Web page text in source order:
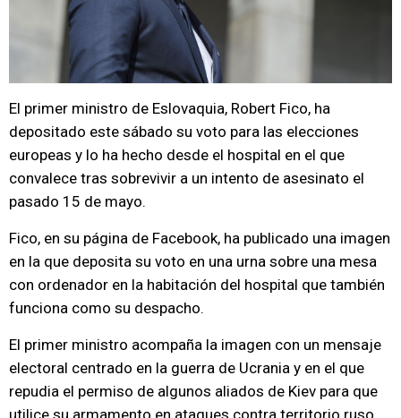
El primer ministro de Eslovaquia, Robert Fico, ha
depositado este sábado su voto para las elecciones
europeas y lo ha hecho desde el hospital en el que
convalece tras sobrevivir a un intento de asesinato el
pasado 15 de mayo.
Fico, en su página de Facebook, ha publicado una imagen
en la que deposita su voto en una urna sobre una mesa
con ordenador en la habitación del hospital que también
funciona como su despacho.
El primer ministro acompaña la imagen con un mensaje
electoral centrado en la guerra de Ucrania y en el que
repudia el permiso de algunos aliados de Kiev para que
utilice su armamento en ataques contra territorio ruso.